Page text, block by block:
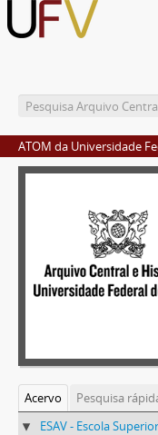
ATOM da Universidade
Acervo
Pesquisa
ESAV - Escola